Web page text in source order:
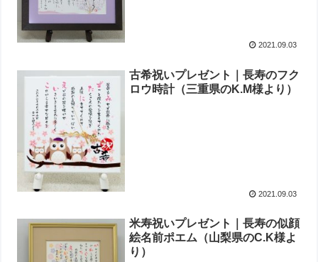
2021.09.03
古希祝いプレゼント｜長寿のフク
ロウ時計（三重県のK.M様より）
2021.09.03
米寿祝いプレゼント｜長寿の似顔
絵名前ポエム（山梨県のC.K様よ
り）